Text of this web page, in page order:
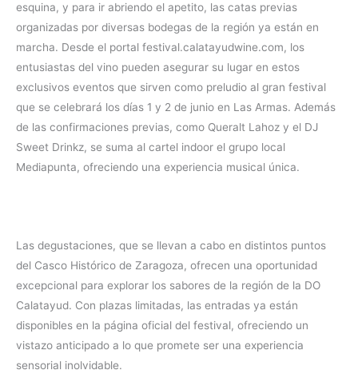
esquina, y para ir abriendo el apetito, las catas previas
organizadas por diversas bodegas de la región ya están en
marcha. Desde el portal festival.calatayudwine.com, los
entusiastas del vino pueden asegurar su lugar en estos
exclusivos eventos que sirven como preludio al gran festival
que se celebrará los días 1 y 2 de junio en Las Armas. Además
de las confirmaciones previas, como Queralt Lahoz y el DJ
Sweet Drinkz, se suma al cartel indoor el grupo local
Mediapunta, ofreciendo una experiencia musical única.
Las degustaciones, que se llevan a cabo en distintos puntos
del Casco Histórico de Zaragoza, ofrecen una oportunidad
excepcional para explorar los sabores de la región de la DO
Calatayud. Con plazas limitadas, las entradas ya están
disponibles en la página oficial del festival, ofreciendo un
vistazo anticipado a lo que promete ser una experiencia
sensorial inolvidable.